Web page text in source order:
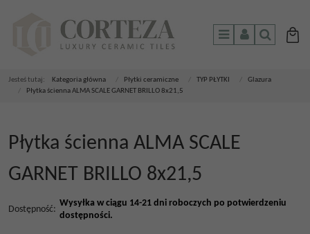
MenuPanelSzukaj
Jesteś tutaj: Kategoria główna Płytki ceramiczne TYP PŁYTKI
Glazura
Płytka ścienna ALMA SCALE GARNET BRILLO 8x21,5
Płytka ścienna ALMA SCALE
GARNET BRILLO 8x21,5
Dostępność:
Wysyłka w ciągu 14-21 dni roboczych po potwierdzeniu
dostępności.